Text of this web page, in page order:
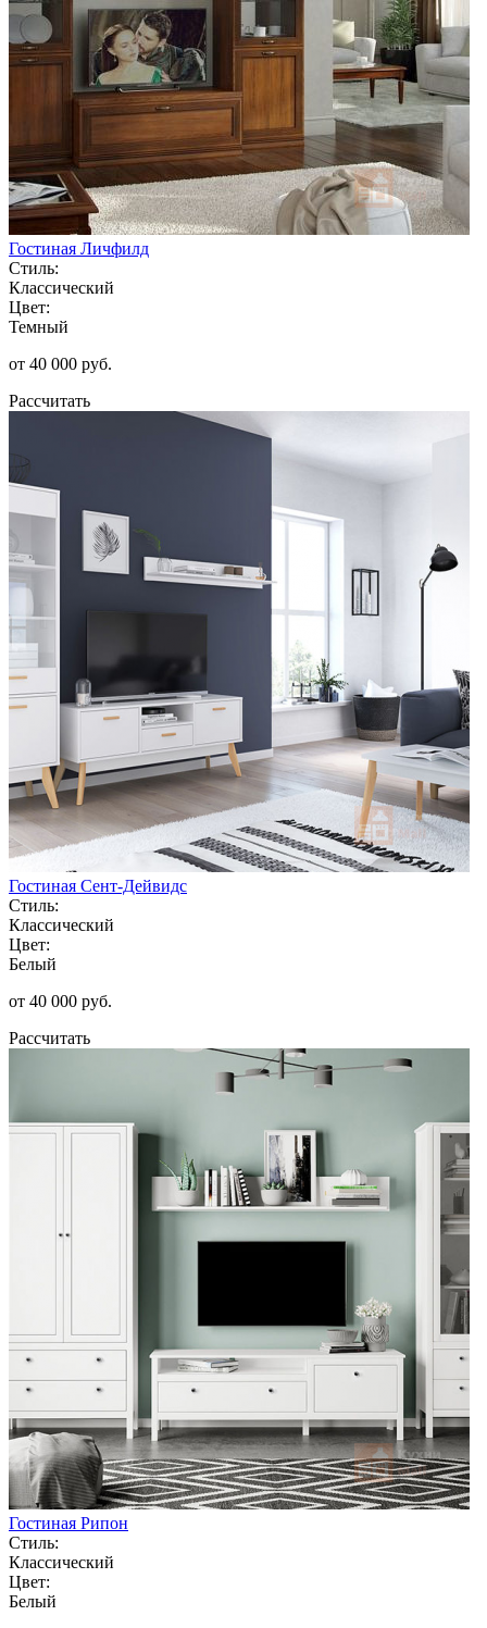
Гостиная Личфилд
Стиль:
Классический
Цвет:
Темный
от 40 000 руб.
Рассчитать
Гостиная Сент-Дейвидс
Стиль:
Классический
Цвет:
Белый
от 40 000 руб.
Рассчитать
Гостиная Рипон
Стиль:
Классический
Цвет:
Белый